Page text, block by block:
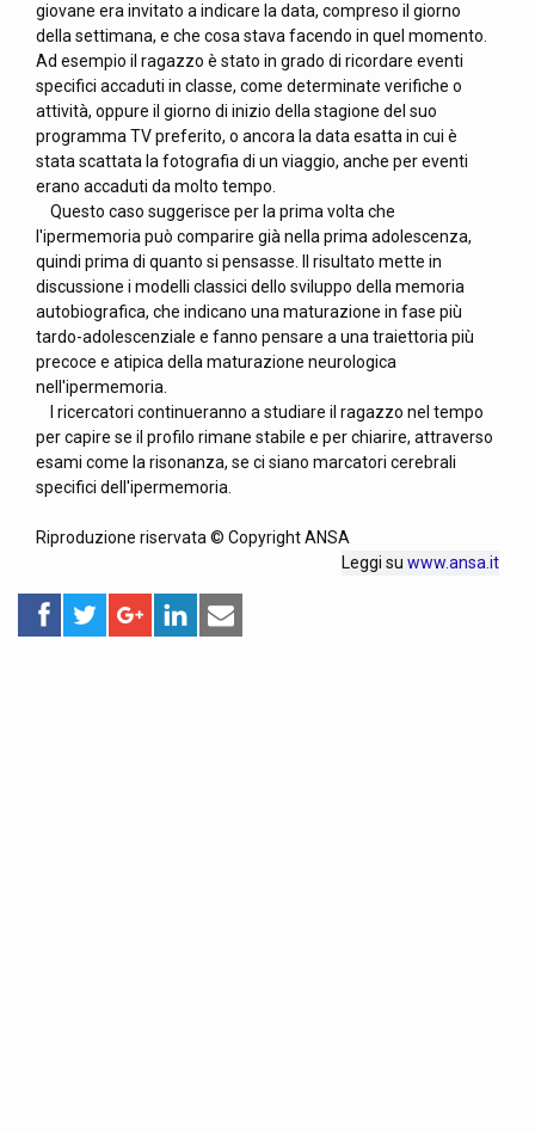
giovane era invitato a indicare la data, compreso il giorno
della settimana, e che cosa stava facendo in quel momento.
Ad esempio il ragazzo è stato in grado di ricordare eventi
specifici accaduti in classe, come determinate verifiche o
attività, oppure il giorno di inizio della stagione del suo
programma TV preferito, o ancora la data esatta in cui è
stata scattata la fotografia di un viaggio, anche per eventi
erano accaduti da molto tempo.
Questo caso suggerisce per la prima volta che
l'ipermemoria può comparire già nella prima adolescenza,
quindi prima di quanto si pensasse. Il risultato mette in
discussione i modelli classici dello sviluppo della memoria
autobiografica, che indicano una maturazione in fase più
tardo-adolescenziale e fanno pensare a una traiettoria più
precoce e atipica della maturazione neurologica
nell'ipermemoria.
I ricercatori continueranno a studiare il ragazzo nel tempo
per capire se il profilo rimane stabile e per chiarire, attraverso
esami come la risonanza, se ci siano marcatori cerebrali
specifici dell'ipermemoria.
Riproduzione riservata © Copyright ANSA
Leggi su www.ansa.it